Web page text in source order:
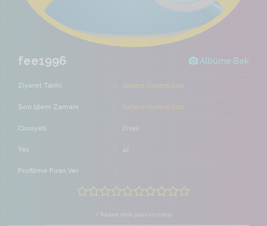
fee1996 Albüme Bak
Ziyaret Tarihi Sadece üyelere özel
Son İşlem Zamanı Sadece üyelere özel
Cinsiyeti Erkek
Yaş 42
Profilime Puan Ver
/ Toplam defa puan verilmiş